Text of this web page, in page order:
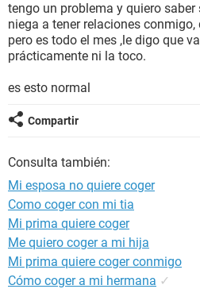
BIENESTAR
SEXUALIDAD
GLOSARIO
tengo un problema y quiero
niega a tener relaciones
pero es todo el mes ,le digo que
prácticamente ni la toco.
es esto normal
Compartir
Consulta también:
Mi esposa no quiere coger
Como coger con mi tia
Mi prima quiere coger
Me quiero coger a mi hija
Mi prima quiere coger conmigo
Cómo coger a mi hermana ✓